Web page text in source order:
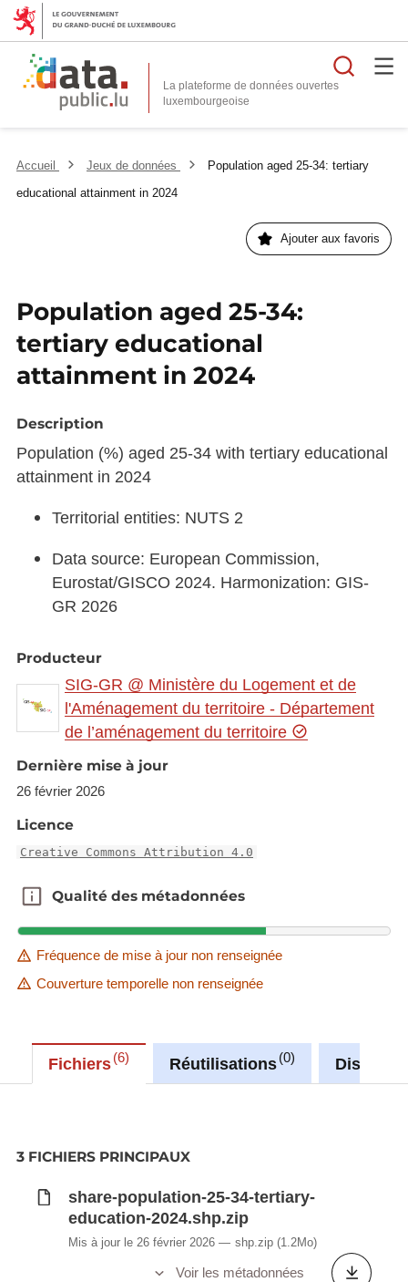
La plateforme de données ouvertes
Accueil Jeux de données
Population aged 25-34: tertiary
educational attainment in 2024
Ajouter aux favoris
Population aged 25-34:
tertiary educational
attainment in 2024
Description
Population (%) aged 25-34 with tertiary educational
attainment in 2024
Territorial entities: NUTS 2
Data source: European Commission,
Eurostat/GISCO 2024. Harmonization: GIS-
GR 2026
Producteur
SIG-GR @ Ministère du Logement et de
l'Aménagement du territoire - Département
de l’aménagement du territoire
Dernière mise à jour
26 février 2026
Licence
Creative Commons Attribution 4.0
Qualité des métadonnées
Qualité des métadonnées
Fréquence de mise à jour non renseignée
Couverture temporelle non renseignée
Fichiers 6 Réutilisations 0
3 FICHIERS PRINCIPAUX
share-population-25-34-tertiary-
education-2024.shp.zip
Mis à jour le 26 février 2026 shp.zip (1.2Mo)
Voir les métadonnées